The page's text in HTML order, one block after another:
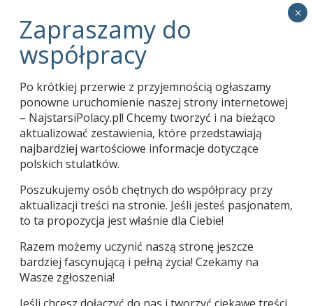
Zapraszamy do współpracy 01.03.2024
Pani Tekla Juniewicz kończy 114 lat
Karol Bogdan 1913-2020 04.06.2020
| Copyright © Wacław Jan Kroczek 2015-2026 |
Po krótkiej przerwie z przyjemnością ogłaszamy
ponowne uruchomienie naszej strony internetowej
– NajstarsiPolacy.pl! Chcemy tworzyć i na bieżąco
aktualizować zestawienia, które przedstawiają
najbardziej wartościowe informacje dotyczące
polskich stulatków.
Poszukujemy osób chętnych do współpracy przy
aktualizacji treści na stronie. Jeśli jesteś pasjonatem,
to ta propozycja jest właśnie dla Ciebie!
Razem możemy uczynić naszą stronę jeszcze
bardziej fascynującą i pełną życia! Czekamy na
Wasze zgłoszenia!
Używamy ciasteczek, aby zapewnić najlepszą jakość
korzystania z naszej witryny.
Więcej informacji na temat plików ciasteczka, których
używamy, oraz możliwości ich wyłączenia znajdziesz w